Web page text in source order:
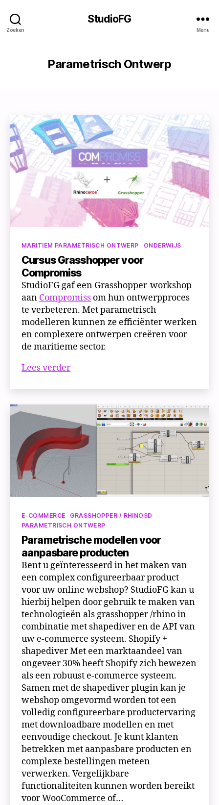
Zoeken
StudioFG
Menu
Parametrisch Ontwerp
Categorieën
MARITIEM PARAMETRISCH ONTWERP ONDERWIJS
Cursus Grasshopper voor
Compromiss
StudioFG gaf een Grasshopper-workshop
aan Compromiss om hun ontwerpproces
te verbeteren. Met parametrisch
modelleren kunnen ze efficiënter werken
en complexere ontwerpen creëren voor
de maritieme sector.
Lees verderCursus
voor
Compromiss
Categorieën
E-COMMERCE
GRASSHOPPER / RHINO3D
PARAMETRISCH ONTWERP
Parametrische modellen voor
aanpasbare producten
Bent u geïnteresseerd in het maken van
een complex configureerbaar product
voor uw online webshop? StudioFG kan u
hierbij helpen door gebruik te maken van
technologieën als grasshopper /rhino in
combinatie met shapediver en de API van
uw e-commerce systeem. Shopify +
shapediver Met een marktaandeel van
ongeveer 30% heeft Shopify zich bewezen
als een robuust e-commerce systeem.
Samen met de shapediver plugin kan je
webshop omgevormd worden tot een
volledig configureerbare productervaring
met downloadbare modellen en met
eenvoudige checkout. Je kunt klanten
betrekken met aanpasbare producten en
complexe bestellingen meteen
verwerken. Vergelijkbare
functionaliteiten kunnen worden bereikt
voor WooCommerce of…